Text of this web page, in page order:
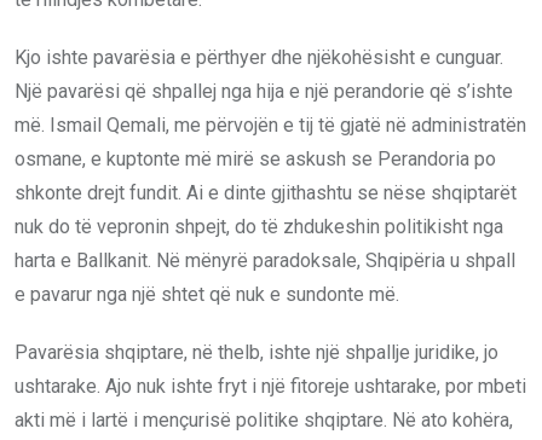
Kjo ishte pavarësia e përthyer dhe njëkohësisht e cunguar.
Një pavarësi që shpallej nga hija e një perandorie që s’ishte
më. Ismail Qemali, me përvojën e tij të gjatë në administratën
osmane, e kuptonte më mirë se askush se Perandoria po
shkonte drejt fundit. Ai e dinte gjithashtu se nëse shqiptarët
nuk do të vepronin shpejt, do të zhdukeshin politikisht nga
harta e Ballkanit. Në mënyrë paradoksale, Shqipëria u shpall
e pavarur nga një shtet që nuk e sundonte më.
Pavarësia shqiptare, në thelb, ishte një shpallje juridike, jo
ushtarake. Ajo nuk ishte fryt i një fitoreje ushtarake, por mbeti
akti më i lartë i mençurisë politike shqiptare. Në ato kohëra,